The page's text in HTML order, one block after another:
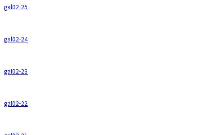
gal02-25
gal02-24
gal02-23
gal02-22